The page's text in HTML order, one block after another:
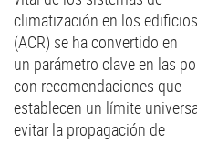
climatización en los
(ACR) se ha convertido en
un parámetro clave en las
con recomendaciones que
establecen un límite
evitar la propagación de